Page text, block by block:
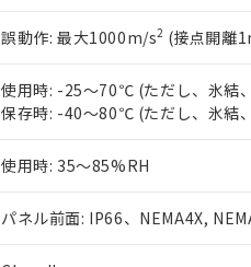
誤動作: 最大1000m/s2 (接点開離
使用時: -25～70℃ (ただし、氷結
保存時: -40～80℃ (ただし、氷結
使用時: 35～85%RH
パネル前面: IP66、NEMA4X,
り割愛しております。